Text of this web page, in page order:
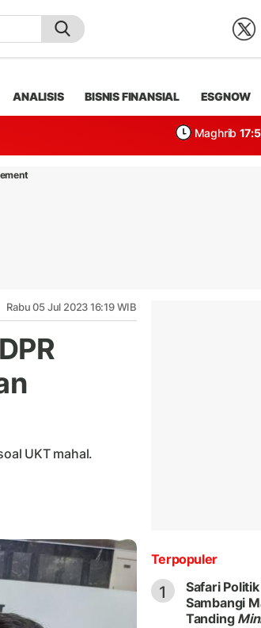
ANALISIS BISNIS FINANSIAL ESGNOW
Maghrib
Rabu 05 Jul 2023 16:19 WIB
UKT mahal.
Terpopuler
1
Safari
Sambangi
Tanding